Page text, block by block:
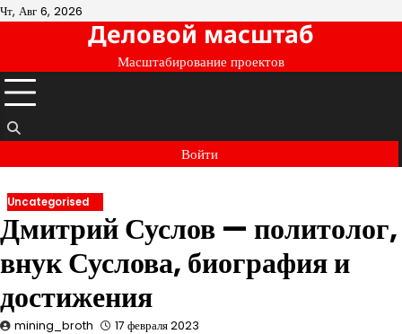
Перейти
Чт, Авг 6, 2026
Деловой масштаб
Масштабирование проектов
Войти
Uncategorised
Дмитрий Суслов — политолог,
внук Суслова, биография и
достижения
mining_broth 17 февраля 2023